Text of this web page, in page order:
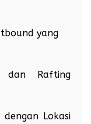
yang
dan Rafting
Lokasi